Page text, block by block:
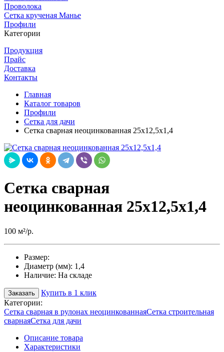
Проволока
Сетка крученая Манье
Профили
Категории
Продукция
Прайс
Доставка
Контакты
Главная
Каталог товаров
Профили
Сетка для дачи
Сетка сварная неоцинкованная 25х12,5х1,4
Сетка сварная
неоцинкованная 25х12,5х1,4
100 м²/р.
Размер:
Диаметр (мм): 1,4
Наличие: На складе
Заказать
Купить в 1 клик
Категории:
Сетка сварная в рулонах неоцинкованнаяСетка строительная
сварнаяСетка для дачи
Описание товара
Характеристики